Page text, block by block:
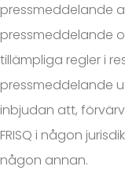
pressmeddelande
pressmeddelande
tillämpliga regler i
pressmeddelande
inbjudan att,
FRISQ i någon
någon annan.